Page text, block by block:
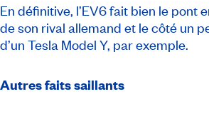
En définitive, l’EV6 fait bien le pont
de son rival allemand et le côté un
d’un Tesla Model Y, par exemple.
Autres faits saillants